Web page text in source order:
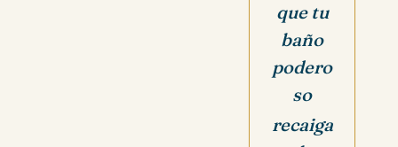
que tu
baño
podero
so
recaiga